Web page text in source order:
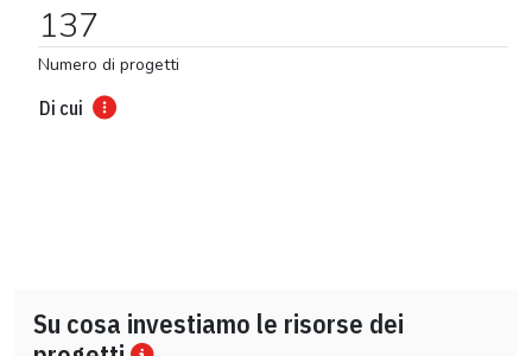
137
Numero di progetti
Di cui
Su cosa investiamo le risorse dei